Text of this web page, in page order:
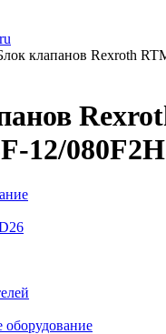
клапанов Rexroth
12/
оборудование